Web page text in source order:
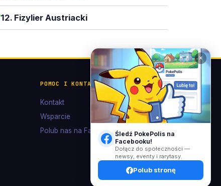
12. Fizylier Austriacki
POMOC I KONTAKT
Kontakt
Wsparcie
Polub nas na Facebooku
✕
Śledź PokePolis na
Facebooku!
Dołącz do społeczności —
newsy, eventy i rarytasy.
Polub stronę